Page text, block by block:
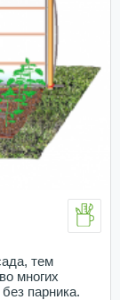
тем
многих
парника.